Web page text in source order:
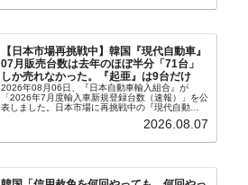
【日本市場再挑戦中】韓国『現代自動車』
07月販売台数は去年のほぼ半分「71台」
しか売れなかった。『起亜』は9台だけ
2026年08月06日、『日本自動車輸入組合』が
「2026年7月度輸入車新規登録台数（速報）」を公
表しました。日本市場に再挑戦中の『現代自動
台数はこの中に捉えられているはずです。先月から
2026.08.07